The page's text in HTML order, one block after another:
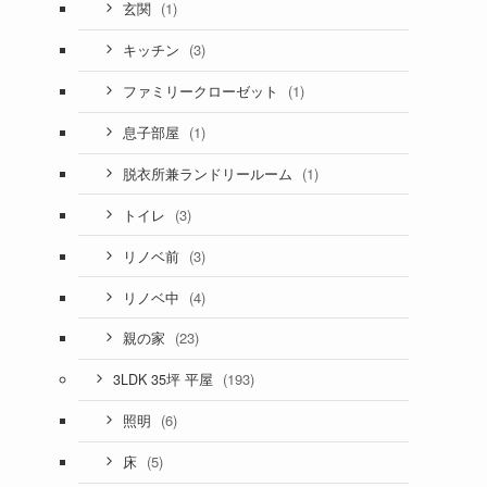
玄関 (1)
キッチン (3)
ファミリークローゼット (1)
息子部屋 (1)
脱衣所兼ランドリールーム (1)
トイレ (3)
リノベ前 (3)
リノベ中 (4)
親の家 (23)
3LDK 35坪 平屋 (193)
照明 (6)
床 (5)